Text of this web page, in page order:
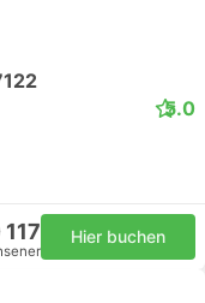
5.0
117 Hier buchen